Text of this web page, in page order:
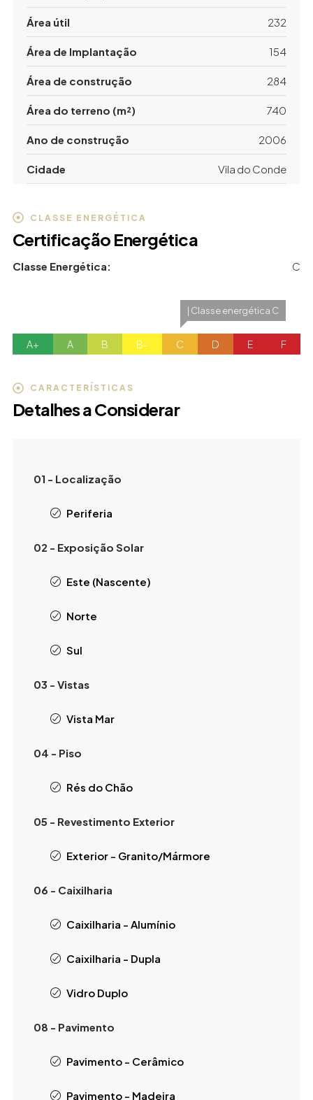
Área útil 232
Área de Implantação 154
Área de construção 284
Área do terreno (m²) 740
Ano de construção 2006
Cidade Vila do Conde
CLASSE ENERGÉTICA
Certificação Energética
Classe Energética: C
A+ A B B-
| Classe energética C
C D E F
CARACTERÍSTICAS
Detalhes a Considerar
01 - Localização
Periferia
02 - Exposição Solar
Este (Nascente)
Norte
Sul
03 - Vistas
Vista Mar
04 - Piso
Rés do Chão
05 - Revestimento Exterior
Exterior - Granito/Mármore
06 - Caixilharia
Caixilharia - Alumínio
Caixilharia - Dupla
Vidro Duplo
08 - Pavimento
Pavimento - Cerâmico
Pavimento - Madeira